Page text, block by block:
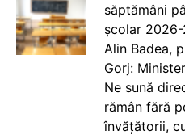
săptămâni
școlar 2026-
Alin Badea,
Gorj:
Ne sună
rămân fără
învățătorii,